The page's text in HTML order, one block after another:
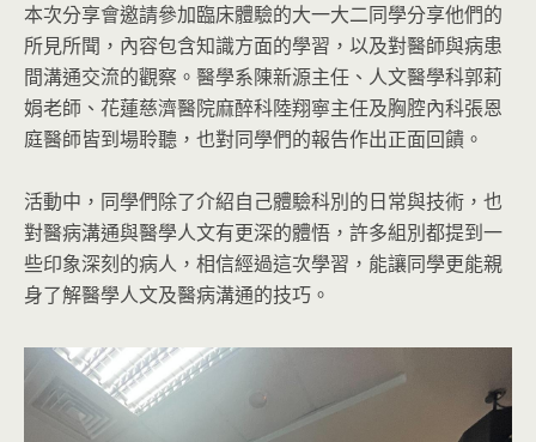
本次分享會邀請參加臨床體驗的大一大二同學分享他們的
所見所聞，內容包含知識方面的學習，以及對醫師與病患
間溝通交流的觀察。醫學系陳新源主任、人文醫學科郭莉
娟老師、花蓮慈濟醫院麻醉科陸翔寧主任及胸腔內科張恩
庭醫師皆到場聆聽，也對同學們的報告作出正面回饋。
活動中，同學們除了介紹自己體驗科別的日常與技術，也
對醫病溝通與醫學人文有更深的體悟，許多組別都提到一
些印象深刻的病人，相信經過這次學習，能讓同學更能親
身了解醫學人文及醫病溝通的技巧。